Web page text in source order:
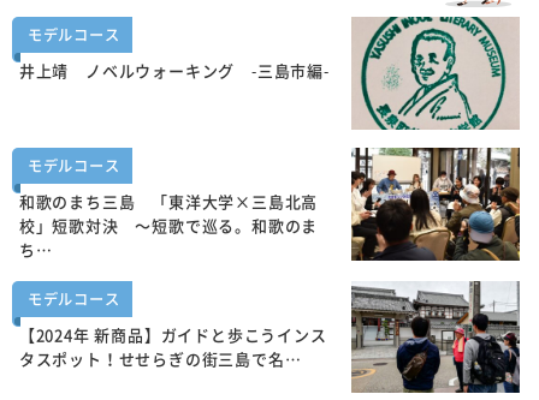
モデルコース
井上靖 ノベルウォーキング -三島市編-
モデルコース
和歌のまち三島 「東洋大学×三島北高
校」短歌対決 ～短歌で巡る。和歌のま
ち…
モデルコース
【2024年 新商品】ガイドと歩こうインス
タスポット！せせらぎの街三島で名…